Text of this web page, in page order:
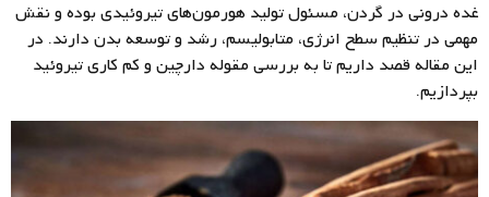
غده درونی در گردن، مسئول تولید هورمون‌های تیروئیدی بوده و نقش
مهمی در تنظیم سطح انرژی، متابولیسم، رشد و توسعه بدن دارند. در
این مقاله قصد داریم تا به بررسی مقوله دارچین و کم کاری تیروئید
بپردازیم.